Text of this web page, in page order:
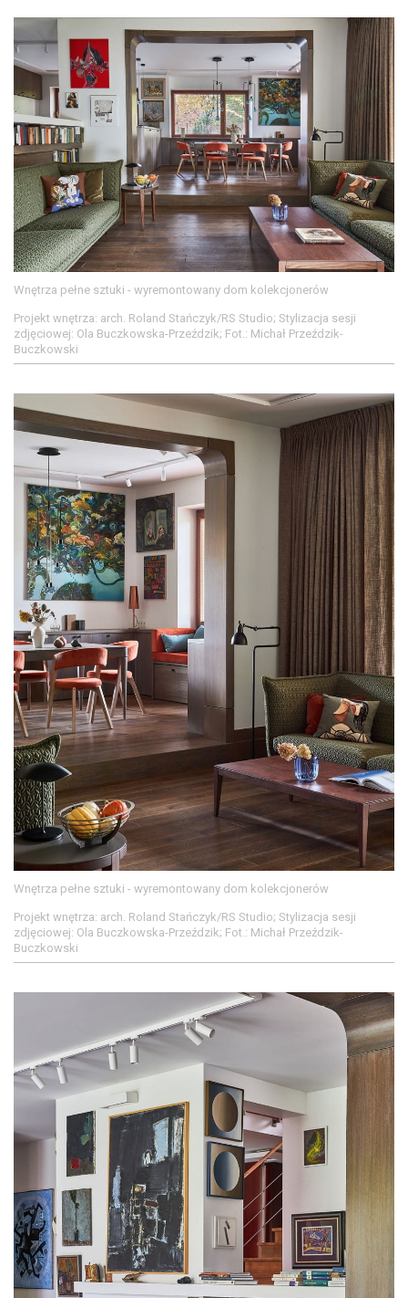
Wnętrza pełne sztuki - wyremontowany dom kolekcjonerów
Projekt wnętrza: arch. Roland Stańczyk/RS Studio; Stylizacja sesji
zdjęciowej: Ola Buczkowska-Przeździk; Fot.: Michał Przeździk-
Buczkowski
Wnętrza pełne sztuki - wyremontowany dom kolekcjonerów
Projekt wnętrza: arch. Roland Stańczyk/RS Studio; Stylizacja sesji
zdjęciowej: Ola Buczkowska-Przeździk; Fot.: Michał Przeździk-
Buczkowski